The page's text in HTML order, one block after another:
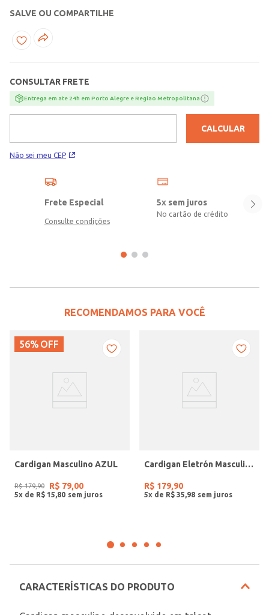
rotina. Seu visual básico facilita as combinações e faz do modelo
uma ótima escolha para compor produções casuais do dia a dia com
leveza e bem-estar. Uma peça versátil para trazer mais conforto e
SALVE OU COMPARTILHE
CONSULTAR FRETE
Entrega em ate 24h em Porto Alegre e Regiao Metropolitana
Não sei meu CEP
CALCULAR
Frete Especial
Consulte condições
5x sem juros
No cartão de crédito
RECOMENDAMOS PARA VOCÊ
56% OFF
Cardigan Masculino AZUL
R$ 179,90 R$ 79,00
5x de R$ 15 80
Cardigan Eletrón Masculino CINZA
R$ 179,90
5x de R$ 35 98
CARACTERÍSTICAS DO PRODUTO